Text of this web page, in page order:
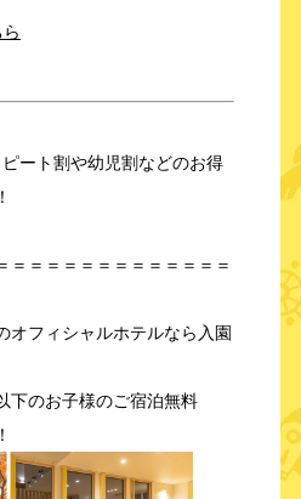
ート割や幼児割などのお得
＝＝＝＝＝＝＝＝＝＝＝＝＝
オフィシャルホテルなら入園
下のお子様のご宿泊無料